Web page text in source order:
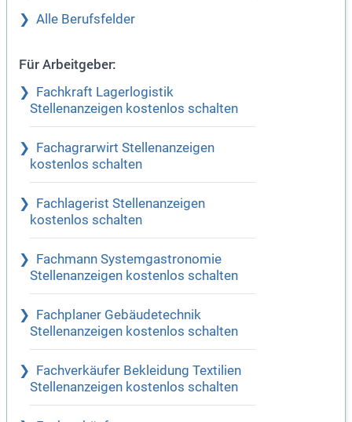
Alle Berufsfelder
Für Arbeitgeber:
Fachkraft Lagerlogistik
Stellenanzeigen kostenlos schalten
Fachagrarwirt Stellenanzeigen
kostenlos schalten
Fachlagerist Stellenanzeigen
kostenlos schalten
Fachmann Systemgastronomie
Stellenanzeigen kostenlos schalten
Fachplaner Gebäudetechnik
Stellenanzeigen kostenlos schalten
Fachverkäufer Bekleidung Textilien
Stellenanzeigen kostenlos schalten